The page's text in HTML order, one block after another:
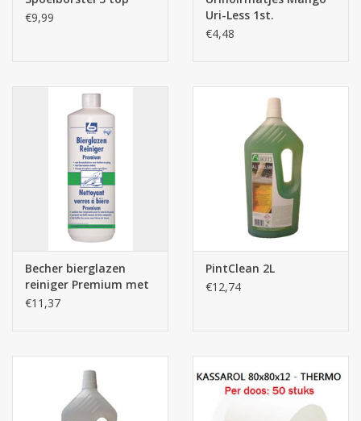
€9,99
Uri-Less 1st.
€4,48
Becher bierglazen
reiniger Premium met
handbescherming 1L
€11,37
PintClean 2L
€12,74